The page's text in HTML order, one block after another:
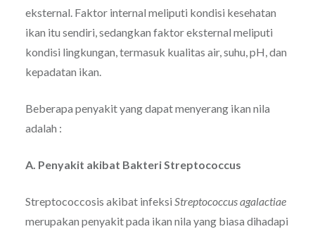
eksternal. Faktor internal meliputi kondisi kesehatan
ikan itu sendiri, sedangkan faktor eksternal meliputi
kondisi lingkungan, termasuk kualitas air, suhu, pH, dan
kepadatan ikan.
Beberapa penyakit yang dapat menyerang ikan nila
adalah :
A. Penyakit akibat Bakteri Streptococcus
Streptococcosis akibat infeksi Streptococcus agalactiae
merupakan penyakit pada ikan nila yang biasa dihadapi